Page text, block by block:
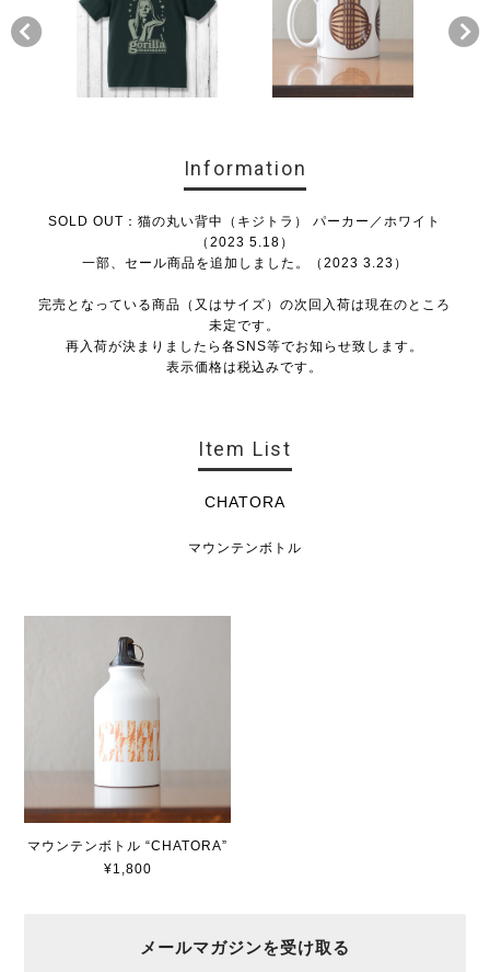
Information
SOLD OUT：猫の丸い背中（キジトラ） パーカー／ホワイト
（2023 5.18）
一部、セール商品を追加しました。（2023 3.23）
完売となっている商品（又はサイズ）の次回入荷は現在のところ
未定です。
再入荷が決まりましたら各SNS等でお知らせ致します。
表示価格は税込みです。
Item List
CHATORA
マウンテンボトル
マウンテンボトル “CHATORA”
¥1,800
メールマガジンを受け取る